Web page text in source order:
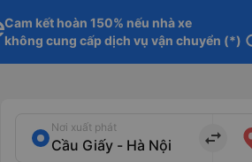
Cam kết hoàn 150% nếu nhà xe
không cung cấp dịch vụ vận chuyển (*)
Nơi xuất phát
import_export